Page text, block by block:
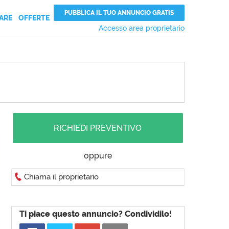
OFFERTE
Accesso area proprietario
PUBBLICA IL TUO ANNUNCIO GRATIS
RICHIEDI PREVENTIVO
oppure
Chiama il proprietario
Ti piace questo annuncio? Condividilo!